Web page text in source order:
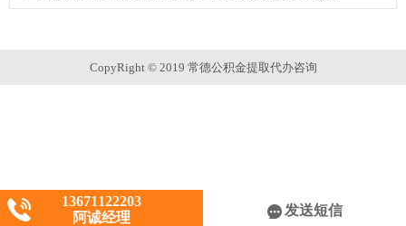
CopyRight © 2019 常德公积金提取代办咨询
13671122203
阿诚经理
发送短信